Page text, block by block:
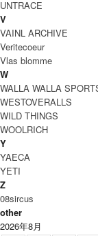
買い物を続ける
この商品を友達に教
レビューを見る(0件)
レビューを投稿
One
SOLD OUT
UNTRACE
V
VAINL ARCHIVE
Veritecoeur
Vlas blomme
W
WALLA WALLA
WESTOVERALLS
WILD THINGS
WOOLRICH
Y
YAECA
YETI
Z
08sircus
other
2026年8月